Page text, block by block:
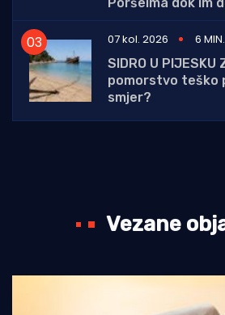
07 kol. 2026
6
SIDRO U
pomorstvo teško
smjer?
Vezane